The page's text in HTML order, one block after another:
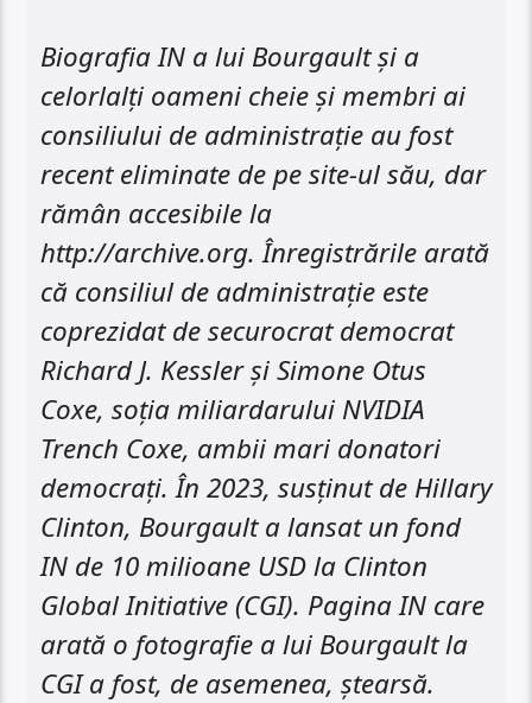
Biografia IN a lui Bourgault și a
celorlalți oameni cheie și membri ai
consiliului de administrație au fost
recent eliminate de pe site-ul său, dar
rămân accesibile la
http://archive.org. Înregistrările arată
că consiliul de administrație este
coprezidat de securocrat democrat
Richard J. Kessler și Simone Otus
Coxe, soția miliardarului NVIDIA
Trench Coxe, ambii mari donatori
democrați. În 2023, susținut de Hillary
Clinton, Bourgault a lansat un fond
IN de 10 milioane USD la Clinton
Global Initiative (CGI). Pagina IN care
arată o fotografie a lui Bourgault la
CGI a fost, de asemenea, ștearsă.